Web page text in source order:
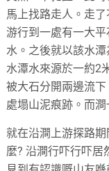
馬上找路走人。走
游行到一處有一大
水。之後就以該水
水潭水來源於一約2
被大石分開兩邊流
處塌山泥痕跡。而
就在沿澗上游探路
麼? 沿澗行吓行吓居